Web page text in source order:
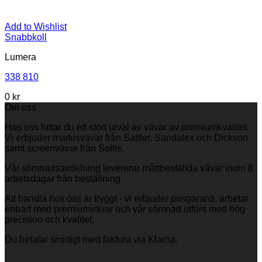
Add to Wishlist
Snabbkoll
Lumera
338 810
0 kr
Om oss
Hos oss hittar du ett stort urval av vävar av premiumkvalitet.
Vi erbjuder markisvävar från Sattler, Sandatex och Dickson
samt screenvävar från Soltis.
Vår sömnadsavdelning levererar måttbeställda vävar inom 8
arbetsdagar från beställning.
Att handla hos oss är tryggt - vi erbjuder prisgaranti, arbetar
enbart med premiumvävar och vår sömnad utförs med hög
precision och kvalitet.
Du betalar smidigt med faktura via Klarna.